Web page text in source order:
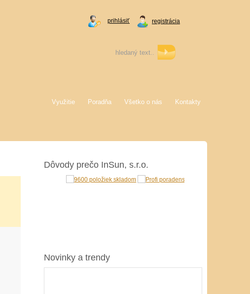
registrácia
prihlásiť
Kontakty
Všetko o nás
Poradňa
Využitie
Dôvody prečo InSun, s.r.o.
Novinky a trendy